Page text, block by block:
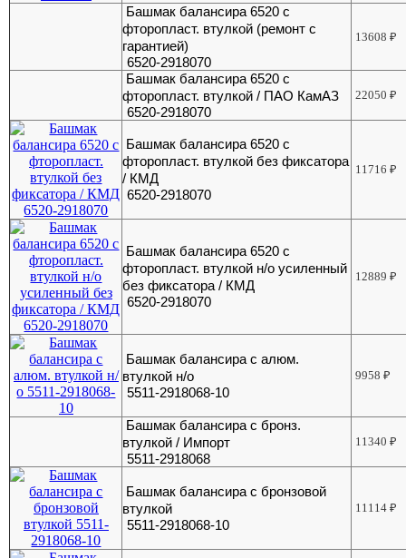
Башмак балансира 6520 с
фторопласт. втулкой (ремонт с
гарантией)
6520-2918070
13608₽
Башмак балансира 6520 с
фторопласт. втулкой / ПАО КамАЗ
6520-2918070
22050₽
Башмак балансира 6520 с
фторопласт. втулкой без фиксатора
/ КМД
6520-2918070
11716₽
Башмак балансира 6520 с
фторопласт. втулкой н/о усиленный
без фиксатора / КМД
6520-2918070
12889₽
Башмак балансира с алюм.
втулкой н/о
5511-2918068-10
9958₽
Башмак балансира с бронз.
втулкой / Импорт
5511-2918068
11340₽
Башмак балансира с бронзовой
втулкой
5511-2918068-10
11114₽